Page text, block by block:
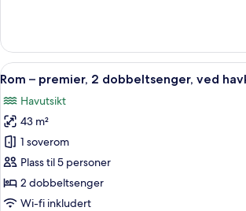
–
premier,
2
dobbeltsenger
Åpne
alle
bildene
av
Rom
–
premier,
2
Sengetøy av
5
Rom – premier, 2 dobbeltsenger, ved
Havutsikt
43 m²
1 soverom
Plass til 5 personer
2 dobbeltsenger
Wi-fi inkludert